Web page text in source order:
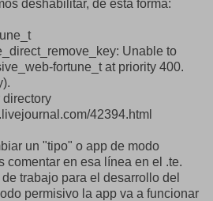
deshabilitar, de esta forma:
Unable to
fortune_t at priority 400.
directory
42394.html
un "tipo" o app de modo
comentar en esa línea en el .te.
trabajo para el desarrollo del
permisivo la app va a funcionar